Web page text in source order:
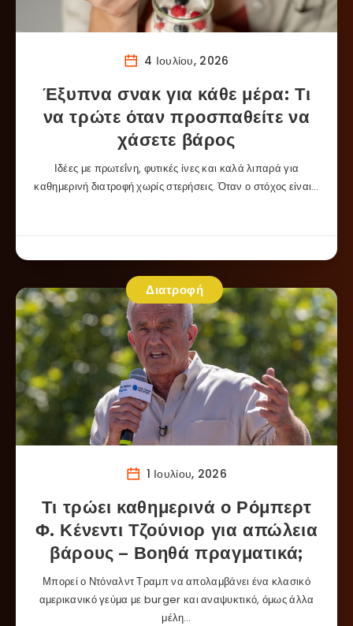
4 Ιουλίου, 2026
Έξυπνα σνακ για κάθε μέρα: Τι
να τρώτε όταν προσπαθείτε να
χάσετε βάρος
Ιδέες με πρωτεΐνη, φυτικές ίνες και καλά λιπαρά για
καθημερινή διατροφή χωρίς στερήσεις. Όταν ο στόχος είναι…
Διατροφή
1 Ιουλίου, 2026
Τι τρώει καθημερινά ο Ρόμπερτ
Φ. Κένεντι Τζούνιορ για απώλεια
βάρους – Βοηθά πραγματικά;
Μπορεί ο Ντόναλντ Τραμπ να απολαμβάνει ένα κλασικό
αμερικανικό γεύμα με burger και αναψυκτικό, όμως άλλα
μέλη…